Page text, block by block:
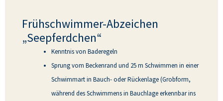
Frühschwimmer-Abzeichen
„Seepferdchen“
Kenntnis von Baderegeln
Sprung vom Beckenrand und 25 m Schwimmen in einer
Schwimmart in Bauch- oder Rückenlage (Grobform,
während des Schwimmens in Bauchlage erkennbar ins